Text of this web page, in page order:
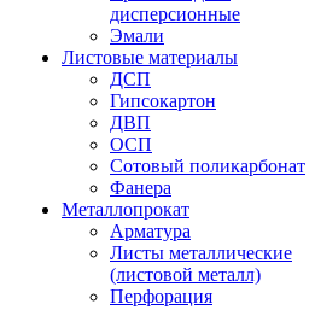
дисперсионные
Эмали
Листовые материалы
ДСП
Гипсокартон
ДВП
ОСП
Сотовый поликарбонат
Фанера
Металлопрокат
Арматура
Листы металлические
(листовой металл)
Перфорация